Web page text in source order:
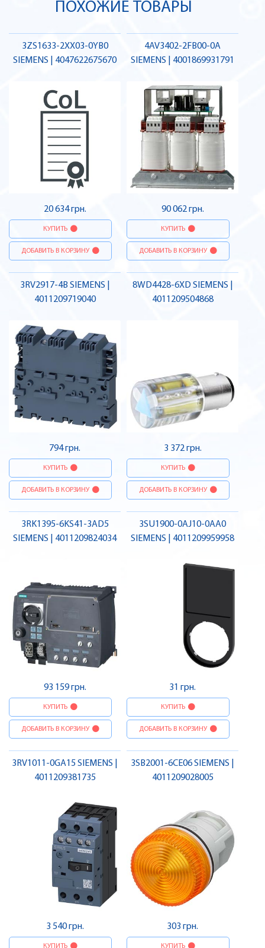
ПОХОЖИЕ ТОВАРЫ
3ZS1633-2XX03-0YB0
SIEMENS | 4047622675670
20 634 грн.
КУПИТЬ
ДОБАВИТЬ В КОРЗИНУ
4AV3402-2FB00-0A
SIEMENS | 4001869931791
90 062 грн.
КУПИТЬ
ДОБАВИТЬ В КОРЗИНУ
3RV2917-4B SIEMENS |
4011209719040
794 грн.
КУПИТЬ
ДОБАВИТЬ В КОРЗИНУ
8WD4428-6XD SIEMENS |
4011209504868
3 372 грн.
КУПИТЬ
ДОБАВИТЬ В КОРЗИНУ
3RK1395-6KS41-3AD5
SIEMENS | 4011209824034
93 159 грн.
КУПИТЬ
ДОБАВИТЬ В КОРЗИНУ
3SU1900-0AJ10-0AA0
SIEMENS | 4011209959958
31 грн.
КУПИТЬ
ДОБАВИТЬ В КОРЗИНУ
3RV1011-0GA15 SIEMENS |
4011209381735
3 540 грн.
КУПИТЬ
3SB2001-6CE06 SIEMENS |
4011209028005
303 грн.
КУПИТЬ